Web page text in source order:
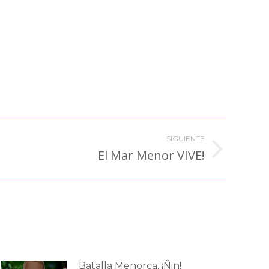
SIGUIENTE
El Mar Menor VIVE!
Batalla Menorca, ¡Ñin!